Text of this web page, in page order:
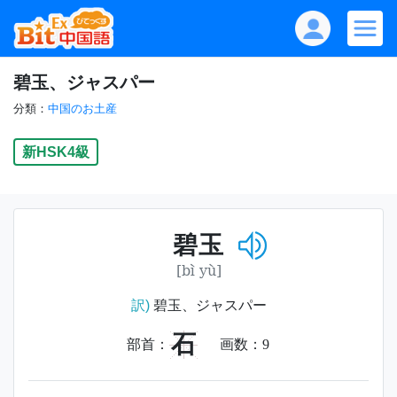
碧玉、ジャスパー
分類： 中国のお土産
新HSK4級
碧玉
[bì yù]
訳)碧玉、ジャスパー
部首： 石 画数： 9